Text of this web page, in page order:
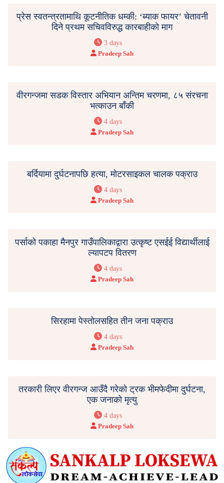
प्रेस स्वतन्त्रतामाथि कूटनीतिक धम्की: ‘ब्याक फायर’ चेतावनी
दिने प्रथम सचिवविरुद्ध कारबाहीको माग
3 days
Pradeep Sah
वीरगन्जमा सडक विस्तार अभियान अन्तिम चरणमा, ८५ संरचना
भत्काउन बाँकी
4 days
Pradeep Sah
बर्दियामा दुर्घटनापछि हत्या, मोटरसाइकल चालक पक्राउ
4 days
Pradeep Sah
पर्साको पकाहा मैनपुर गाउँपालिकाद्वारा उत्कृष्ट एसईई विद्यार्थीलाई
ल्यापटप वितरण
4 days
Pradeep Sah
सिरहामा पेस्तोलसहित तीन जना पक्राउ
4 days
Pradeep Sah
तरकारी लिएर वीरगन्ज आउँदै गरेको ट्रक भीमफेदीमा दुर्घटना,
एक जनाको मृत्यु
4 days
Pradeep Sah